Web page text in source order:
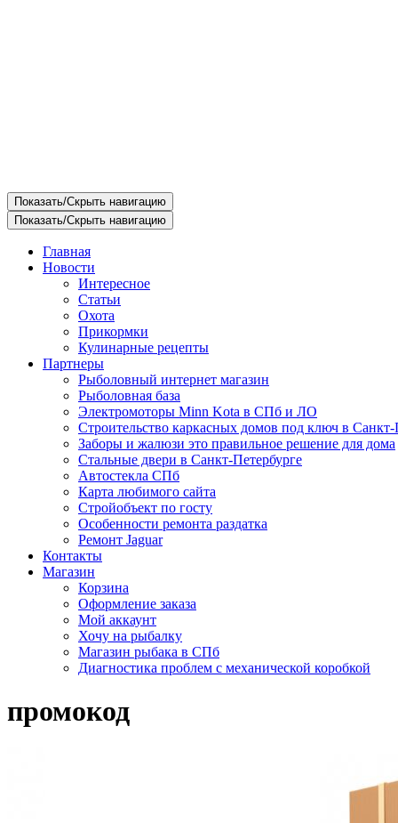
Показать/Скрыть навигацию
Показать/Скрыть навигацию
Главная
Новости
Интересное
Статьи
Охота
Прикормки
Кулинарные рецепты
Партнеры
Рыболовный интернет магазин
Рыболовная база
Электромоторы Minn Kota в СПб и ЛО
Строительство каркасных домов под ключ в Санкт-
Заборы и жалюзи это правильное решение для дома
Стальные двери в Санкт-Петербурге
Автостекла СПб
Карта любимого сайта
Стройобъект по госту
Особенности ремонта раздатка
Ремонт Jaguar
Контакты
Магазин
Корзина
Оформление заказа
Мой аккаунт
Хочу на рыбалку
Магазин рыбака в СПб
Диагностика проблем с механической коробкой
промокод